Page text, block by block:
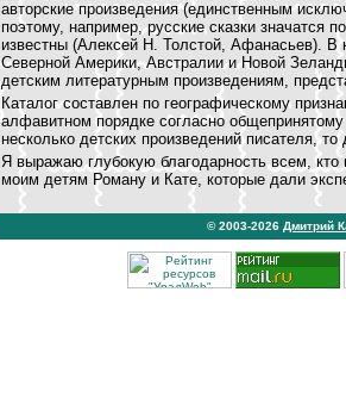
авторские произведения (единственным
поэтому, например, русские сказки значатся
известны (Алексей Н. Толстой, Афанасьев). В
Северной Америки, Австралии и Новой
детским литературным произведениям,
Каталог составлен по географическому
алфавитном порядке согласно
несколько детских произведений писателя,
Я выражаю глубокую благодарность всем, кто
моим детям Роману и Кате, которые дали
© 2003-2026 Дмитрий